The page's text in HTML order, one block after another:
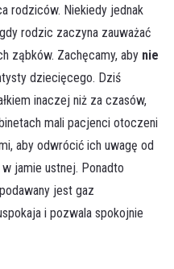
rodziców. Niekiedy jednak
rodzic zaczyna zauważać
ząbków. Zachęcamy, aby nie
dziecięcego. Dziś
inaczej niż za czasów,
mali pacjenci otoczeni
aby odwrócić ich uwagę od
jamie ustnej. Ponadto
jest gaz
i pozwala spokojnie